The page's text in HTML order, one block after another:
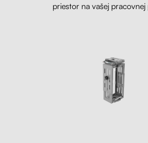
priestor na vašej pracovnej